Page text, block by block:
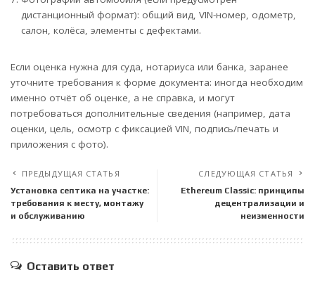
дистанционный формат): общий вид, VIN-номер, одометр,
салон, колёса, элементы с дефектами.
Если оценка нужна для суда, нотариуса или банка, заранее
уточните требования к форме документа: иногда необходим
именно отчёт об оценке, а не справка, и могут
потребоваться дополнительные сведения (например, дата
оценки, цель, осмотр с фиксацией VIN, подпись/печать и
приложения с фото).
ПРЕДЫДУЩАЯ СТАТЬЯ
Установка септика на участке:
требования к месту, монтажу
и обслуживанию
СЛЕДУЮЩАЯ СТАТЬЯ
Ethereum Classic: принципы
децентрализации и
неизменности
Оставить ответ